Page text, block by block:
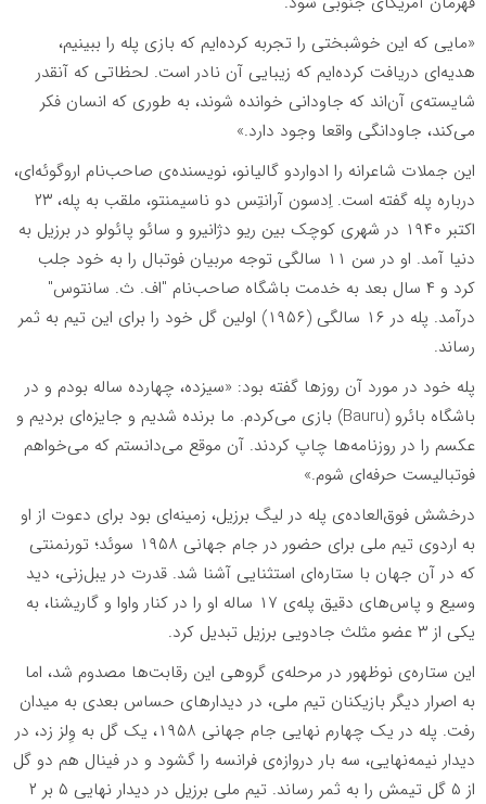
«مایی که این خوشبختی را تجربه کرده‌ایم که بازی پله را ببینیم،
هدیه‌ای دریافت کرده‌ایم که زیبایی آن نادر است. لحظاتی که آنقدر
شایسته‌ی آن‌اند که جاودانی خوانده شوند، به طوری که انسان فکر
می‌کند، جاودانگی واقعا وجود دارد.»
این جملات شاعرانه را ادواردو گالیانو، نویسنده‌ی صاحب‌نام اروگوئه‌ای،
درباره پله گفته است. اِدسون آرانتِس دو ناسیمنتو، ملقب به پله، ۲۳
اکتبر ۱۹۴۰ در شهری کوچک بین ریو دژانیرو و سائو پائولو در برزیل به
دنیا آمد. او در سن ۱۱ سالگى توجه مربیان فوتبال را به خود جلب
کرد و ۴ سال بعد به خدمت باشگاه صاحب‌نام "اف. ث. سانتوس"
درآمد. پله در ۱۶ سالگی (۱۹۵۶) اولین گل خود را براى این تیم به ثمر
رساند.
پله خود در مورد آن روزها گفته بود: «سیزده، چهارده ساله بودم و در
باشگاه بائرو (Bauru) بازی می‌کردم. ما برنده شدیم و جایزه‌‌ای بردیم و
عکسم را در روزنامه‌ها چاپ کردند. آن موقع می‌دانستم که می‌خواهم
فوتبالیست حرفه‌ای شوم.»
درخشش فوق‌العاده‌ی پله در لیگ برزیل، زمینه‌ای بود برای دعوت از او
به اردوی تیم ملی براى حضور در جام جهانى ۱۹۵۸ سوئد؛ تورنمنتی
که در آن جهان با ستاره‌اى استثنایى آشنا شد. قدرت در یبل‌زنى، دید
وسیع و پاس‌هاى دقیق پله‌ی ۱۷ ساله او را در کنار واوا و گاریشنا، به
یکی از ۳ عضو مثلث جادویی برزیل تبدیل کرد.
این ستا‌ره‌ی نوظهور در مرحله‌ی گروهی این رقابت‌ها مصدوم شد، اما
به اصرار دیگر بازیکنان تیم ملی، در دیدارهاى حساس بعدى به میدان
رفت. پله در یک چهارم نهایى جام جهانی ۱۹۵۸، یک گل به وِلز زد، در
دیدار نیمه‌نهایى، سه بار دروازه‌ی فرانسه را گشود و در فینال هم دو گل
از ۵ گل تیمش را به ثمر رساند. تیم ملی برزیل در دیدار نهایی ۵ بر ۲